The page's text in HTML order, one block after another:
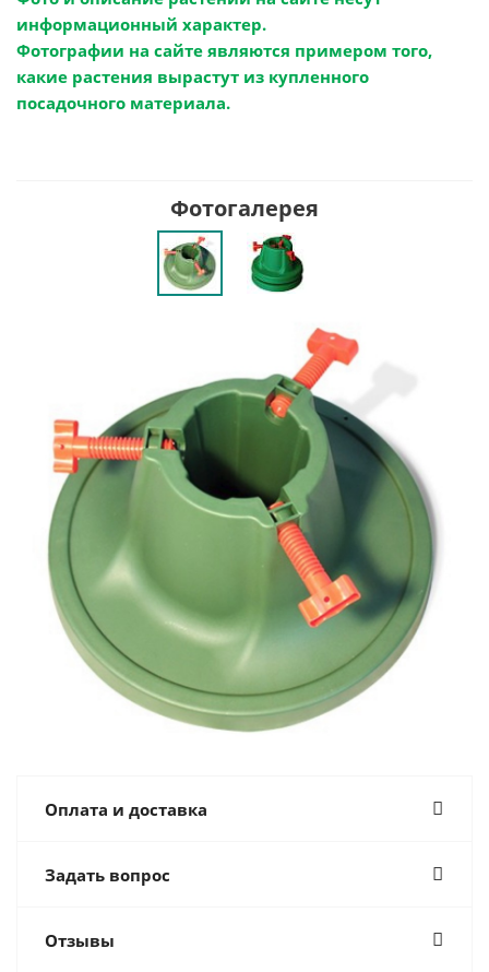
информационный характер.
Фотографии на сайте являются примером того,
какие растения вырастут из купленного
посадочного материала.
Фотогалерея
Оплата и доставка
Задать вопрос
Отзывы